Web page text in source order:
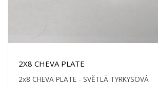
2X8 CHEVA PLATE
2x8 CHEVA PLATE - SVĚTLÁ TYRKYSOVÁ